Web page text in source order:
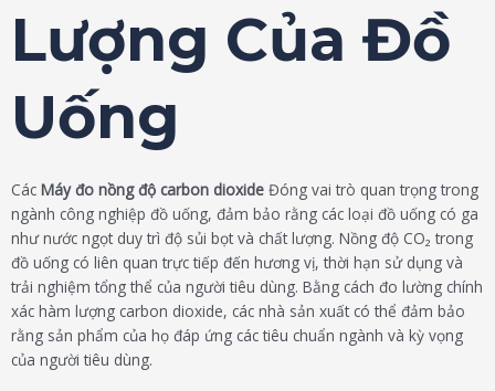
Lượng Của Đồ
Uống
Các Máy đo nồng độ carbon dioxide Đóng vai trò quan trọng trong
ngành công nghiệp đồ uống, đảm bảo rằng các loại đồ uống có ga
như nước ngọt duy trì độ sủi bọt và chất lượng. Nồng độ CO₂ trong
đồ uống có liên quan trực tiếp đến hương vị, thời hạn sử dụng và
trải nghiệm tổng thể của người tiêu dùng. Bằng cách đo lường chính
xác hàm lượng carbon dioxide, các nhà sản xuất có thể đảm bảo
rằng sản phẩm của họ đáp ứng các tiêu chuẩn ngành và kỳ vọng
của người tiêu dùng.